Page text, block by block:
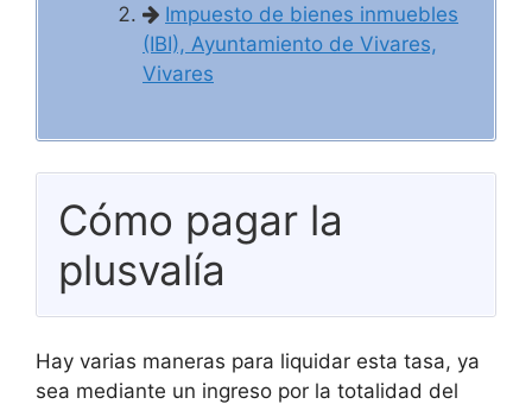
Impuesto de bienes inmuebles
(IBI), Ayuntamiento de Vivares,
Vivares
Cómo pagar la
plusvalía
Hay varias maneras para liquidar esta tasa, ya
sea mediante un ingreso por la totalidad del